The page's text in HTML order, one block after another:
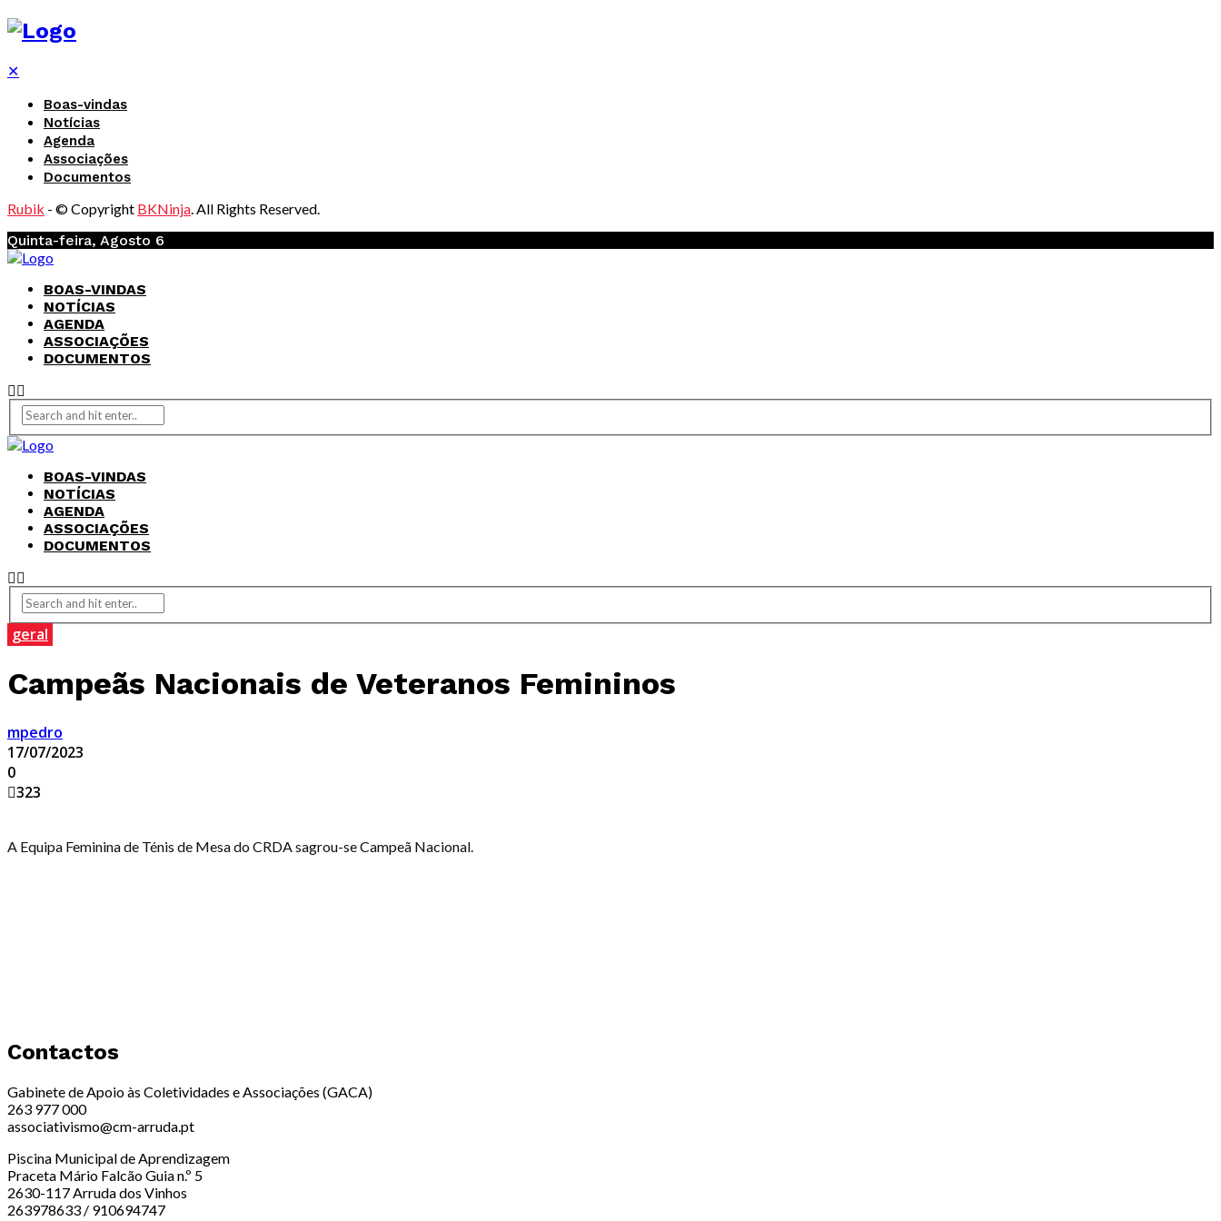
✕
Boas-vindas
Notícias
Agenda
Associações
Documentos
Rubik - © Copyright BKNinja. All Rights Reserved.
Quinta-feira, Agosto 6
BOAS-VINDAS
NOTÍCIAS
AGENDA
ASSOCIAÇÕES
DOCUMENTOS
BOAS-VINDAS
NOTÍCIAS
AGENDA
ASSOCIAÇÕES
DOCUMENTOS
geral
Campeãs Nacionais de Veteranos Femininos
mpedro
17/07/2023
0
323
A Equipa Feminina de Ténis de Mesa do CRDA sagrou-se Campeã Nacional.
Contactos
Gabinete de Apoio às Coletividades e Associações (GACA)
263 977 000
associativismo@cm-arruda.pt
Piscina Municipal de Aprendizagem
Praceta Mário Falcão Guia n.º 5
2630-117 Arruda dos Vinhos
263978633 / 910694747